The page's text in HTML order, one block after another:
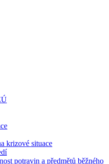
krizové situace
potravin a předmětů běžného